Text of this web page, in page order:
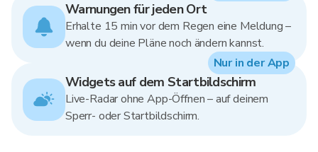
Warnungen für jeden Ort
Erhalte 15 min vor dem Regen eine Meldung –
wenn du deine Pläne noch ändern kannst.
Widgets auf dem Startbildschirm
Live-Radar ohne App-Öffnen – auf deinem
Sperr- oder Startbildschirm.
Nur in der App